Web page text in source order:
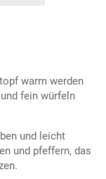
warm werden
fein würfeln
und leicht
und pfeffern, das